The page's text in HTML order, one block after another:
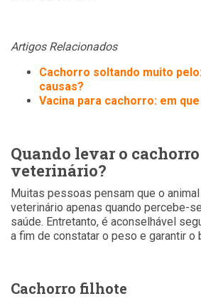
Artigos Relacionados
Cachorro soltando muito
causas?
Vacina para cachorro: em
Quando levar o
veterinário?
Muitas pessoas pensam que o
veterinário apenas quando percebe-
saúde. Entretanto, é aconselhável
a fim de constatar o peso e garantir o
Cachorro filhote